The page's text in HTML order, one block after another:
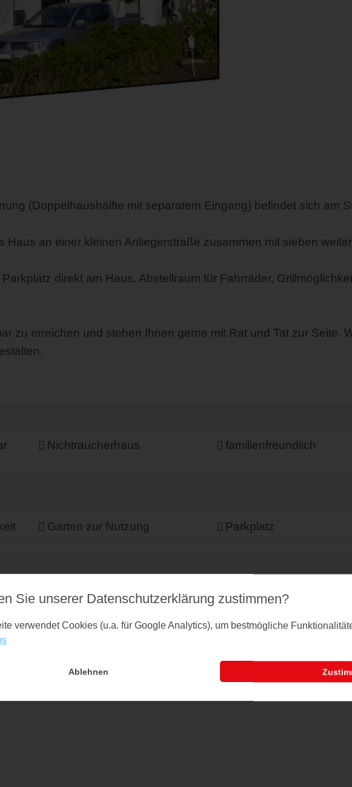
(Doppelhaushälfte mit separatem Eingang) befindet sich am
Haus an einer kleinen Anliegerstraße zusammen mit sieben
direkt am Haus. Abstellraum für Fahrräder,
zu erreichen und stehen Ihnen gerne mit Rat und Tat zur Seite.
Nichtraucherhaus familienfreundlich
Garten zur Nutzung Parkplatz
Energiespar-
Sie unserer Datenschutz­erklärung zustimmen?
verwendet Cookies (u.a. für Google Analytics), um bestmögliche
Ablehnen